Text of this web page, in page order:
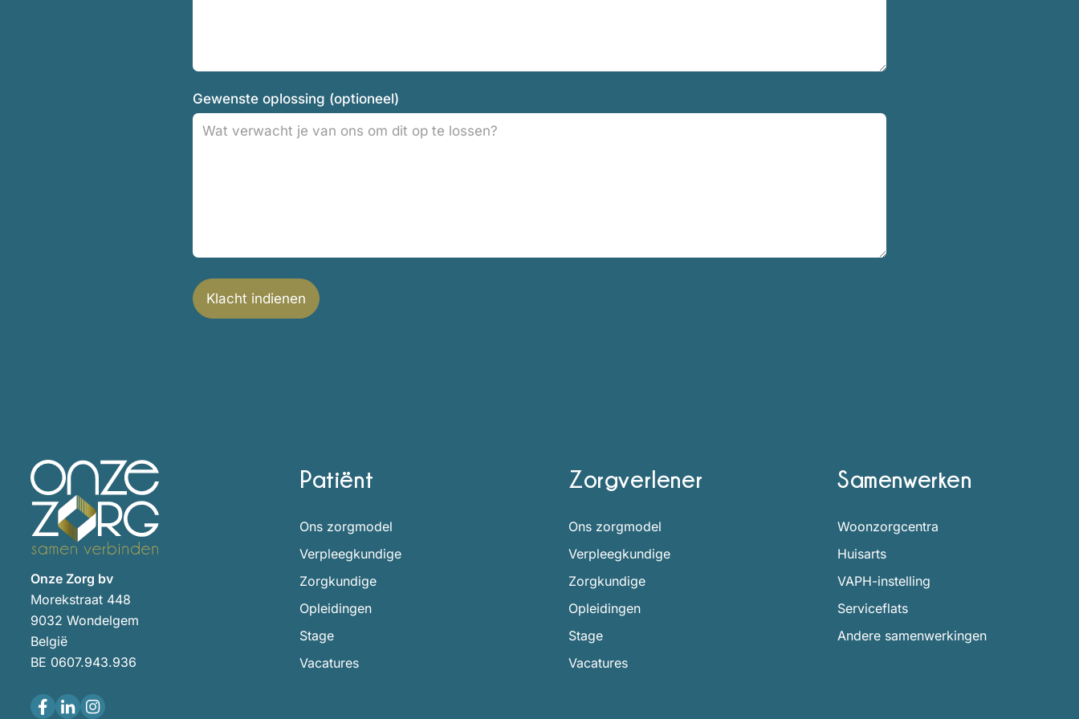
Gewenste oplossing (optioneel)
Onze Zorg bv
Morekstraat 448
9032 Wondelgem
België
BE 0607.943.936
Patiënt
Ons zorgmodel
Verpleegkundige
Zorgkundige
Opleidingen
Stage
Vacatures
Zorgverlener
Ons zorgmodel
Verpleegkundige
Zorgkundige
Opleidingen
Stage
Vacatures
Samenwerken
Woonzorgcentra
Huisarts
VAPH-instelling
Serviceflats
Andere samenwerkingen